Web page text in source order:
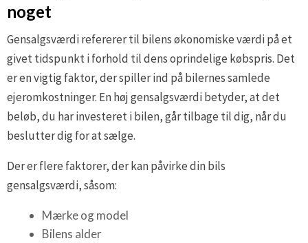
noget
Gensalgsværdi refererer til bilens økonomiske værdi på et
givet tidspunkt i forhold til dens oprindelige købspris. Det
er en vigtig faktor, der spiller ind på bilernes samlede
ejeromkostninger. En høj gensalgsværdi betyder, at det
beløb, du har investeret i bilen, går tilbage til dig, når du
beslutter dig for at sælge.
Der er flere faktorer, der kan påvirke din bils
gensalgsværdi, såsom:
Mærke og model
Bilens alder